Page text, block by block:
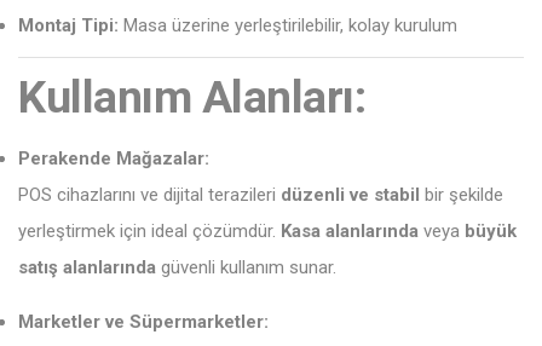
Montaj Tipi: Masa üzerine yerleştirilebilir, kolay kurulum
Kullanım Alanları:
Perakende Mağazalar:
POS cihazlarını ve dijital terazileri düzenli ve stabil bir şekilde
yerleştirmek için ideal çözümdür. Kasa alanlarında veya büyük
satış alanlarında güvenli kullanım sunar.
Marketler ve Süpermarketler: